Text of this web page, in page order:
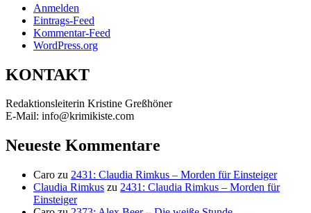
Anmelden
Eintrags-Feed
Kommentar-Feed
WordPress.org
KONTAKT
Redaktionsleiterin Kristine Greßhöner
E-Mail: info@krimikiste.com
Neueste Kommentare
Caro zu 2431: Claudia Rimkus – Morden für Einsteiger
Claudia Rimkus zu 2431: Claudia Rimkus – Morden für
Einsteiger